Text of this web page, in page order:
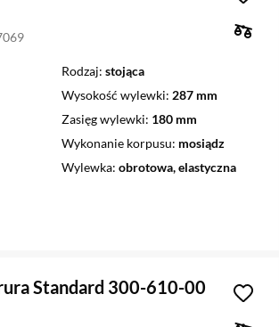
Rodzaj stojąca
Wysokość wylewki 287 mm
Zasięg wylewki 180 mm
Wykonanie korpusu mosiądz
Wylewka obrotowa, elastyczna
Standard 300-610-00